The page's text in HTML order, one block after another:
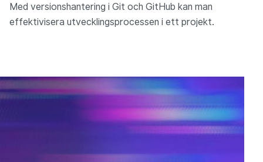
Med versionshantering i Git och GitHub kan man
effektivisera utvecklingsprocessen i ett projekt.